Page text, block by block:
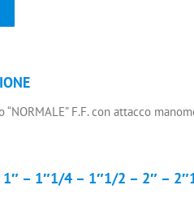
F.F. con attacco
– 1″1/4 – 1″1/2 – 2″ –